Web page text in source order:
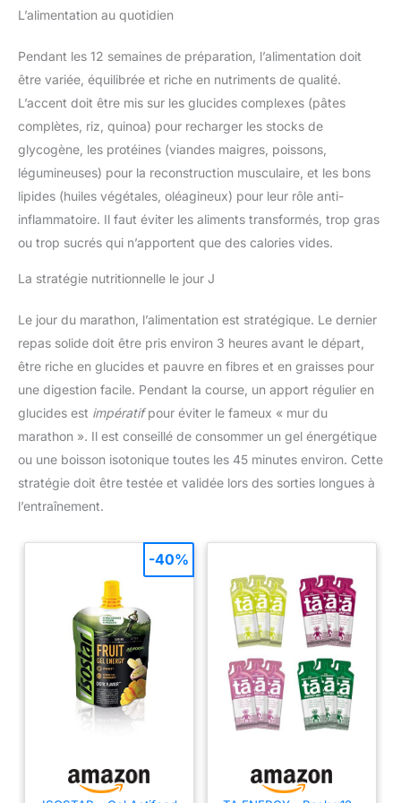
L’alimentation au quotidien
Pendant les 12 semaines de préparation, l’alimentation doit
être variée, équilibrée et riche en nutriments de qualité.
L’accent doit être mis sur les glucides complexes (pâtes
complètes, riz, quinoa) pour recharger les stocks de
glycogène, les protéines (viandes maigres, poissons,
légumineuses) pour la reconstruction musculaire, et les bons
lipides (huiles végétales, oléagineux) pour leur rôle anti-
inflammatoire. Il faut éviter les aliments transformés, trop gras
ou trop sucrés qui n’apportent que des calories vides.
La stratégie nutritionnelle le jour J
Le jour du marathon, l’alimentation est stratégique. Le dernier
repas solide doit être pris environ 3 heures avant le départ,
être riche en glucides et pauvre en fibres et en graisses pour
une digestion facile. Pendant la course, un apport régulier en
glucides est impératifpour éviter le fameux « mur du
marathon ». Il est conseillé de consommer un gel énergétique
ou une boisson isotonique toutes les 45 minutes environ. Cette
stratégie doit être testée et validée lors des sorties longues à
l’entraînement.
-40%